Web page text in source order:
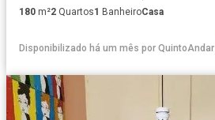
180 m²2 Quartos1 BanheiroCasa
Disponibilizado há um mês por QuintoAndar